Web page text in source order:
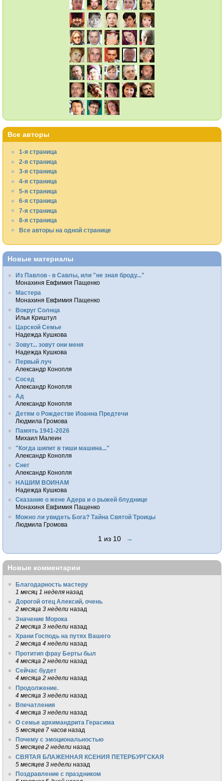
Все авторы
1-я страница
2-я страница
3-я страница
4-я страница
5-я страница
6-я страница
7-я страница
8-я страница
Все авторы на одной странице
Новые материалы
Из Павлов - в Савлы, или "не зная броду..."
Монахиня Евфимия Пащенко
Мастера
Монахиня Евфимия Пащенко
Вокруг Солнца
Илья Криштул
Царской Семье
Надежда Кушкова
Зовут... зовут они меня
Надежда Кушкова
Первый луч
Александр Конопля
Сосед
Александр Конопля
Ад
Александр Конопля
Детям о Рождестве Иоанна Предтечи
Людмила Громова
Память 1941-2026
Михаил Малеин
"Когда шипит в тиши машина..."
Александр Конопля
Снег
Александр Конопля
НАШИМ ВОИНАМ
Надежда Кушкова
Сказание о жене Адера и о рыжей блуднице
Монахиня Евфимия Пащенко
Можно ли увидеть Бога? Тайна Святой Троицы
Людмила Громова
1 из 10 →
Новые комментарии
Благодарность мастеру
1 месяц 1 неделя назад
Дорогой отец Алексий, очень
2 месяца 3 недели назад
Значение Морока
2 месяца 3 недели назад
Храни Господь на путях Вашего
2 месяца 4 недели назад
Протитип фрау Берты был
4 месяца 2 недели назад
Сейчас будет
4 месяца 2 недели назад
Продолжение.
4 месяца 3 недели назад
Впечатления
4 месяца 3 недели назад
О семье архимандрита Герасима
5 месяцев 7 часов назад
Почему с эмоциональностью
5 месяцев 2 недели назад
СВЯТАЯ БЛАЖЕННАЯ КСЕНИЯ ПЕТЕРБУРГСКАЯ
5 месяцев 3 недели назад
Поздравление с праздником